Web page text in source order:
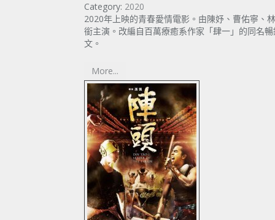
Category: 2020
2020年上映的青春愛情電影。由陳妤、曹佑寧、
銜主演。改編自百萬療癒系作家「肆一」的同名
文。
More...